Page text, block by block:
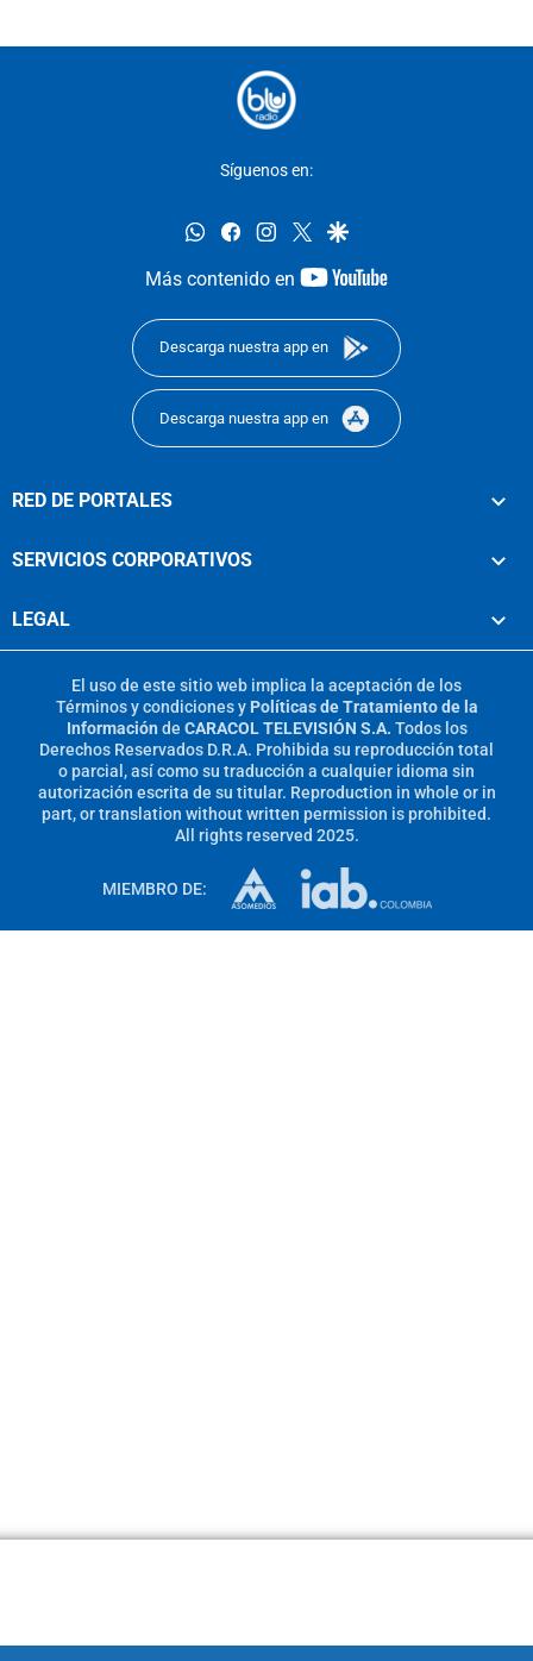
Síguenos en:
whatsappfacebookinstagram
twittergoogle
Más contenido en
youtube-
Descarga nuestra app en
Descarga nuestra app en
RED DE PORTALES
SERVICIOS CORPORATIVOS
LEGAL
El uso de este sitio web implica la aceptación de los
Términos y condicionesy Políticas de Tratamiento de la
Información de CARACOL TELEVISIÓN S.A. Todos los
Derechos Reservados D.R.A. Prohibida su reproducción total
o parcial, así como su traducción a cualquier idioma sin
autorización escrita de su titular. Reproduction in whole or in
part, or translation without written permission is prohibited.
All rights reserved 2025.
MIEMBRO DE: